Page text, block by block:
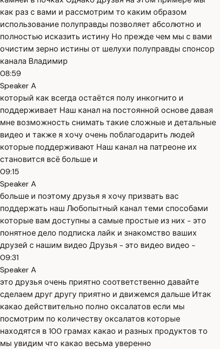
как раз с вами и рассмотрим то каким образом
использование полуправды позволяет абсолютно и
полностью исказить истину Но прежде чем мы с вами
очистим зерно истины от шелухи полуправды спонсор
канала Владимир
08:59
Speaker A
который как всегда остаётся полу инкогнито и
поддерживает Наш канал на постоянной основе давая
мне возможность снимать такие сложные и детальные
видео и также я хочу очень поблагодарить людей
которые поддерживают Наш канал на патреоне их
становится всё больше и
09:15
Speaker A
больше и поэтому друзья я хочу призвать вас
поддержать наш Любопытный канал теми способами
которые вам доступны а самые простые из них - это
понятное дело подписка лайк и знакомство ваших
друзей с нашим видео Друзья - это видео видео -
09:31
Speaker A
это друзья очень приятно соответственно давайте
сделаем друг другу приятно и движемся дальше Итак
какао действительно полно оксалатов если мы
посмотрим по количеству оксалатов которые
находятся в 100 грамах какао и разных продуктов то
мы увидим что какао весьма уверенно